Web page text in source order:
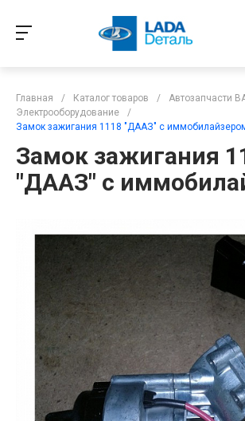
Главная / Каталог товаров / Автозапчасти
Электрооборудование
/
Замок зажигания 1118 "ДААЗ" с
Замок зажигания
"ДААЗ" с